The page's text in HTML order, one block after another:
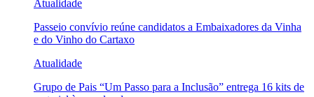
Atualidade
Passeio convívio reúne candidatos a Embaixadores da Vinha
e do Vinho do Cartaxo
Atualidade
Grupo de Pais “Um Passo para a Inclusão” entrega 16 kits de